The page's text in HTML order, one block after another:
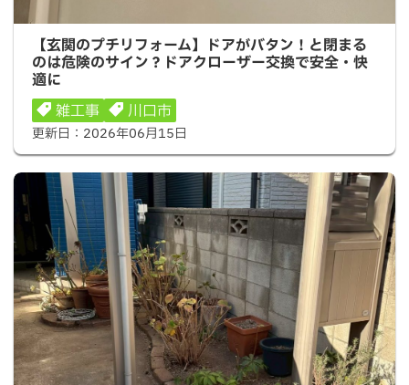
【玄関のプチリフォーム】ドアがバタン！と閉まるのは危
険のサイン？ドアクローザー交換で安全・快適に
【玄関のプチリフォーム】ドアがバタン！と閉まる
のは危険のサイン？ドアクローザー交換で安全・快
適に
雑工事
川口市
更新日： 2026年06月15日